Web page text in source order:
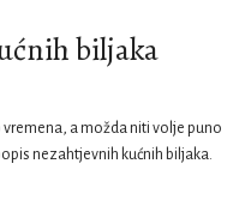
biljaka
vremena, a možda niti volje puno
nezahtjevnih kućnih biljaka.